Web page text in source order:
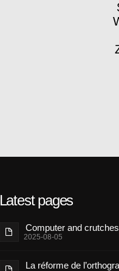
Latest pages
Computer and crutches
2025-08-05
La réforme de